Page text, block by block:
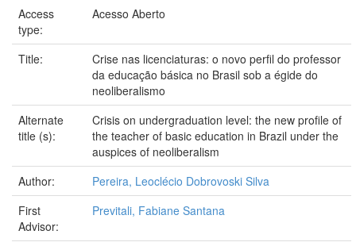
Access
type:
Acesso Aberto
Title:
Crise nas licenciaturas: o novo perfil do professor
da educação básica no Brasil sob a égide do
neoliberalismo
Alternate
title (s):
Crisis on undergraduation level: the new profile of
the teacher of basic education in Brazil under the
auspices of neoliberalism
Author:
Pereira, Leoclécio Dobrovoski Silva
First
Advisor:
Previtali, Fabiane Santana